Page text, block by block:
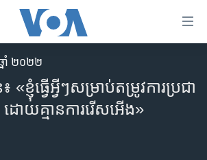
នាំ ២០២២
ញុំ​ធ្វើ​អ្វីៗ​សម្រាប់​តម្រូវការ​ប្រជា
ោយ​គ្មាន​ការ​រើសអើង»